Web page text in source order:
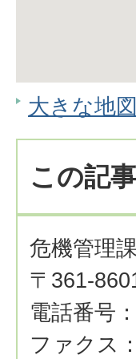
大きな地
この記
危機管理課
〒361-
電話番号
ファクス